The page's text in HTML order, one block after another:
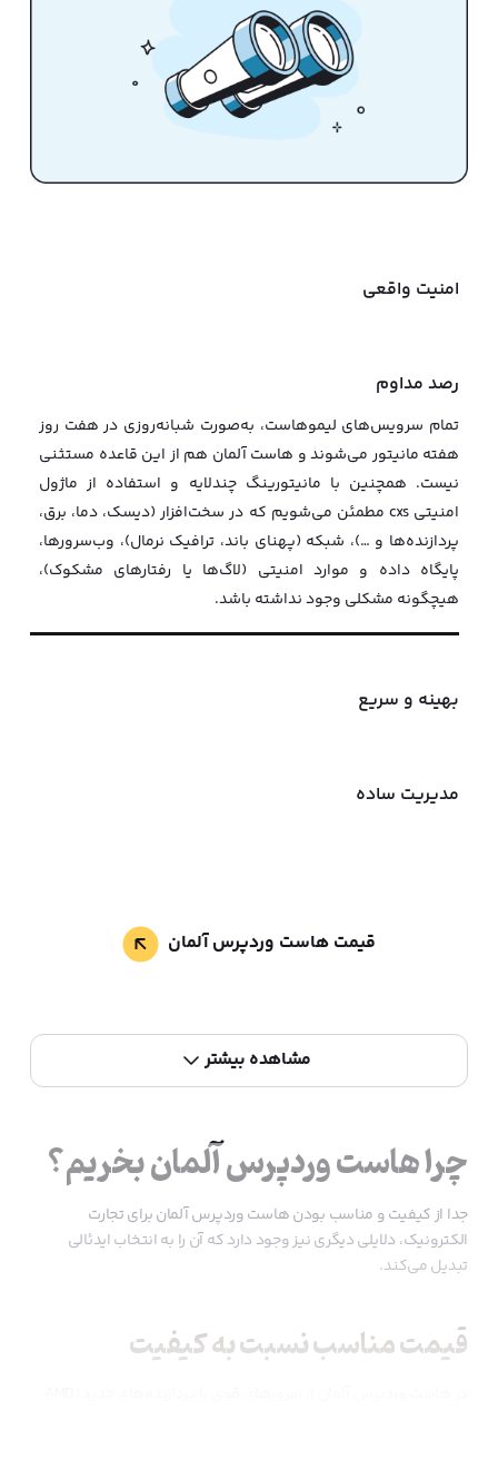
امنیت واقعی
رصد مداوم
تمام سرویس‌های لیموهاست، به‌صورت شبانه‌روزی در هفت روز
هفته مانیتور می‌شوند و هاست آلمان هم از این قاعده مستثنی
نیست. همچنین با مانیتورینگ چندلایه و استفاده از ماژول‌
امنیتی cxs مطمئن می‌شویم که در سخت‌افزار (دیسک، دما، برق،
پردازنده‌ها و …)، شبکه (پهنای باند، ترافیک نرمال)، وب‌سرورها،
پایگاه داده و موارد امنیتی (لاگ‌ها یا رفتارهای مشکوک)،
هیچگونه مشکلی وجود نداشته باشد.
بهینه و سریع
مدیریت ساده
قیمت هاست وردپرس آلمان
مشاهده بیشتر
چرا هاست وردپرس آلمان بخریم؟
جدا از کیفیت و مناسب بودن هاست وردپرس آلمان برای تجارت
الکترونیک، دلایلی دیگری نیز وجود دارد که آن را به انتخاب ایدئالی
تبدیل می‌کند.
قیمت مناسب نسبت به کیفیت